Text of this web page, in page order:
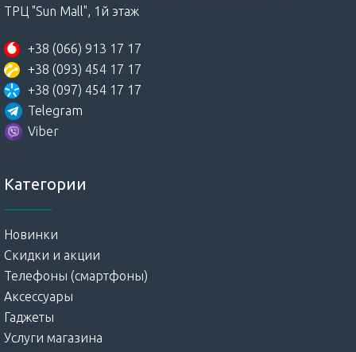
ТРЦ "Sun Mall", 1й этаж
+38 (066) 913 17 17
+38 (093) 454 17 17
+38 (097) 454 17 17
Telegram
Viber
Категории
Новинки
Скидки и акции
Телефоны (смартфоны)
Аксессуары
Гаджеты
Услуги магазина